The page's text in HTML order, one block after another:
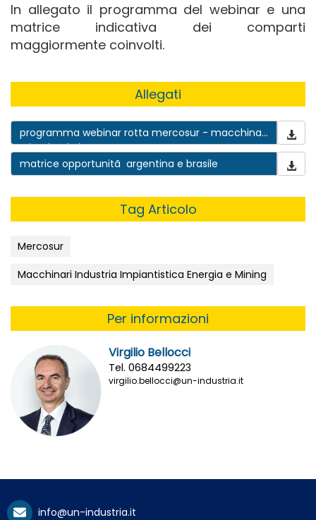
In allegato il programma del webinar e una
matrice indicativa dei comparti
maggiormente coinvolti.
Allegati
programma webinar rotta mercosur - macchinari
e impiantistica
matrice opportunitã argentina e brasile
Tag Articolo
Mercosur
Macchinari Industria Impiantistica Energia e Mining
Per informazioni
Virgilio Bellocci
Tel. 0684499223
virgilio.bellocci@un-industria.it
info@un-industria.it